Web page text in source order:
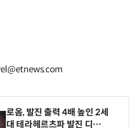
로옴, 발진 출력 4배 높인 2세
대 테라헤르츠파 발진 디바이